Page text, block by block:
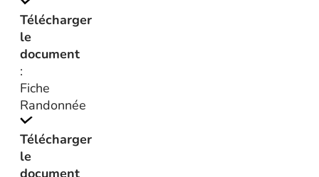
Télécharger
le
document
:
Fiche
Randonnée
Télécharger
le
document